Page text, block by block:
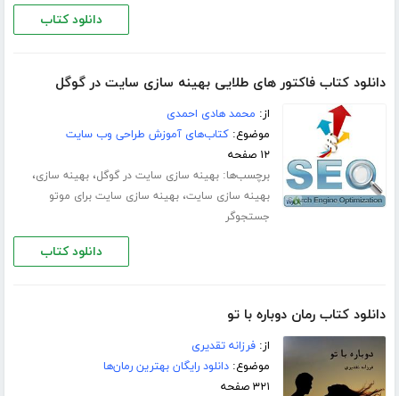
دانلود کتاب
دانلود کتاب فاکتور های طلایی بهینه سازی سایت در گوگل
از: محمد هادی احمدی
موضوع:کتاب‌های آموزش طراحی وب سایت
۱۲ صفحه
برچسب‌ها:بهینه سازی سایت در گوگل،بهینه سازی،
بهینه سازی سایت،بهینه سازی سایت برای موتو
جستجوگر
دانلود کتاب
دانلود کتاب رمان دوباره با تو
از:فرزانه تقدیری
موضوع:دانلود رایگان بهترین رمان‌ها
۳۲۱ صفحه